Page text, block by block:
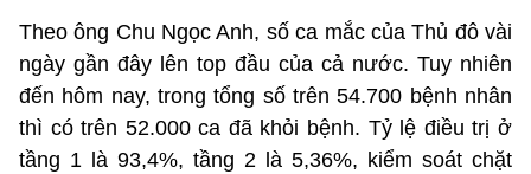
Theo ông Chu Ngọc Anh, số ca mắc của Thủ đô vài
ngày gần đây lên top đầu của cả nước. Tuy nhiên
đến hôm nay, trong tổng số trên 54.700 bệnh nhân
thì có trên 52.000 ca đã khỏi bệnh. Tỷ lệ điều trị ở
tầng 1 là 93,4%, tầng 2 là 5,36%, kiểm soát chặt